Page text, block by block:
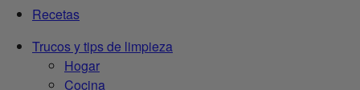
Recetas
Trucos y tips de limpieza
Hogar
Cocina